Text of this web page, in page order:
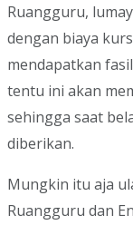
Ruangguru,
dengan biaya
mendapatkan
tentu ini akan
sehingga saat
diberikan.
Mungkin itu aja
Ruangguru dan